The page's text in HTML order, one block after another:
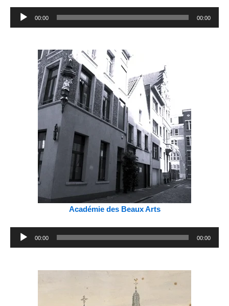
Lecteur
00:00 00:00
Académie des Beaux Arts
Lecteur
00:00 00:00